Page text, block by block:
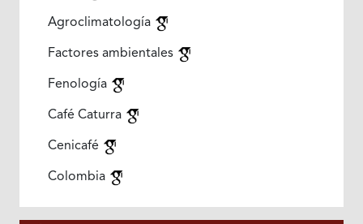
Agroclimatología
Factores ambientales
Fenología
Café Caturra
Cenicafé
Colombia